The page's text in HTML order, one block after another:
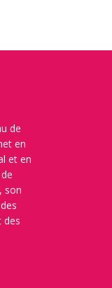
de
en
et en
son
des